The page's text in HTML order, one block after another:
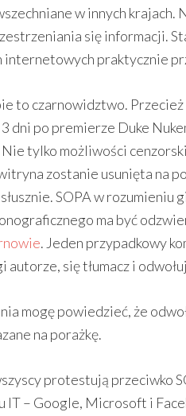
w innych krajach.
się informacji.
internetowych praktycznie
to czarnowidztwo.
3 dni po premierze Duke
Nie tylko możliwości
zostanie usunięta na
SOPA w rozumieniu
ma być
. Jeden przypadkowy
autorze, się tłumacz i
mogę powiedzieć, że
na porażkę.
protestują przeciwko
IT – Google, Microsoft i